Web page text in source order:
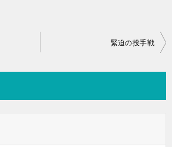
緊迫の投手戦